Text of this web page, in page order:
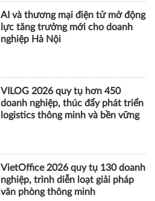
AI và thương mại điện tử mở động
lực tăng trưởng mới cho doanh
nghiệp Hà Nội
VILOG 2026 quy tụ hơn 450
doanh nghiệp, thúc đẩy phát triển
logistics thông minh và bền vững
VietOffice 2026 quy tụ 130 doanh
nghiệp, trình diễn loạt giải pháp
văn phòng thông minh